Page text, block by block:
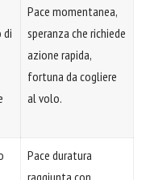
di
Pace momentanea,
speranza che richiede
azione rapida,
fortuna da cogliere
al volo.
Pace duratura
raggiunta con